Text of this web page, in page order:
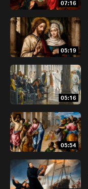
07:16
05:19
05:16
05:54